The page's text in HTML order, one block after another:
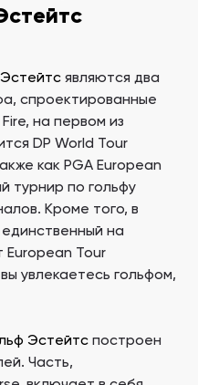
являются два
спроектированные
на первом из
DP World Tour
как PGA European
турнир по гольфу
Кроме того, в
на
European Tour
увлекаетесь гольфом,
Эстейтс построен
Часть,